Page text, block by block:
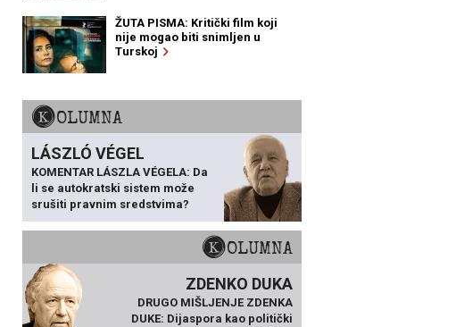
ŽUTA PISMA: Kritički film koji
nije mogao biti snimljen u
Turskoj
KOLUMNA
LÁSZLÓ VÉGEL
KOMENTAR LÁSZLA VÉGELA: Da
li se autokratski sistem može
srušiti pravnim sredstvima?
KOLUMNA
ZDENKO DUKA
DRUGO MIŠLJENJE ZDENKA
DUKE: Dijaspora kao politički